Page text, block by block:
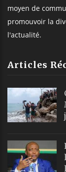
moyen de
promouvoir la
l'actualité.
Articles